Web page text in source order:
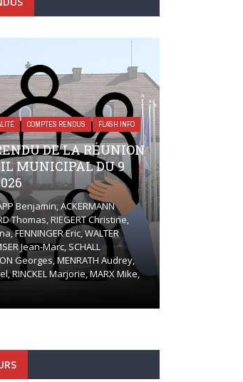
COMPTES RENDUS FLASH INFO
DE LA RÉUNION
MUNICIPAL DU 9
Benjamin, ACKERMANN
Thomas, RIEGERT Christine,
FENNINGER Eric, WALTER
Jean-Marc, SCHALL
Georges, MENRATH Audrey,
RINCKEL Marjorie, MARX Mike,